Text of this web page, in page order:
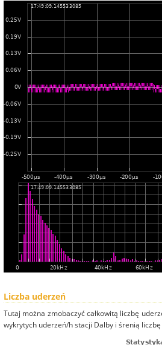
Liczba uderzeń
Tutaj można zmobaczyć całkowitą liczbę
wykrytych uderzeń/h stacji Dalby i śrenią